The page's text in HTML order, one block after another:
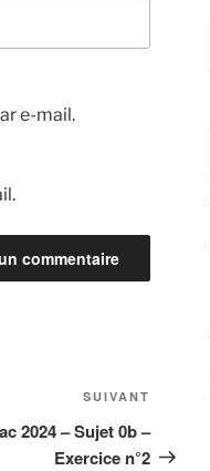
e-mail.
suivant
SUIVANT
2024 – Sujet 0b –
Exercice n°2